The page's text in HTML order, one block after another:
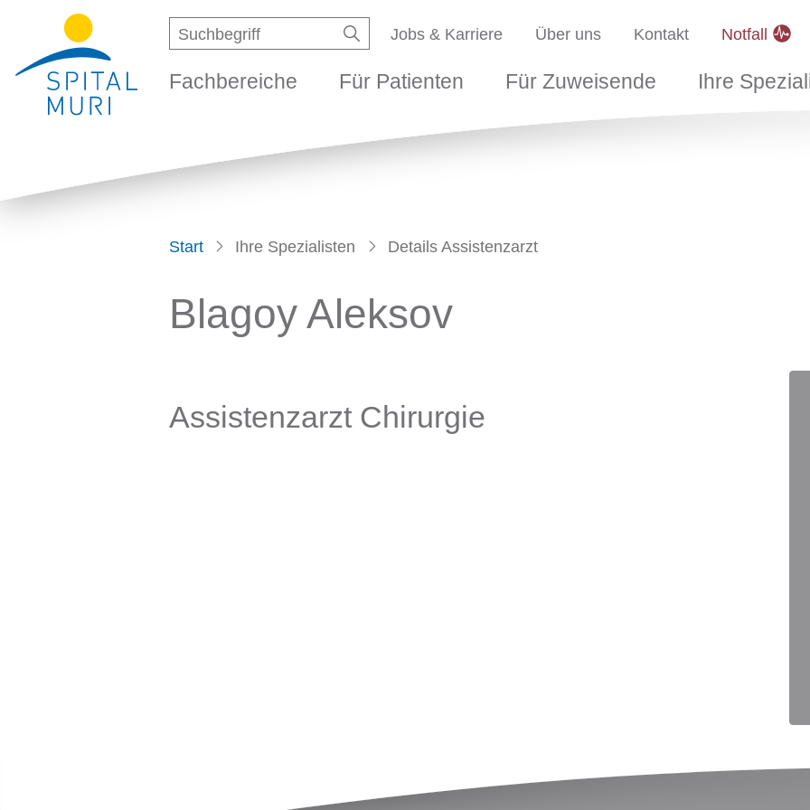
Navigieren in Spital Muri
Schnellnavigation
Suche
Suchbegriff
Suche starten
Metanavigation
Jobs & Karriere Über uns Kontakt Notfall
Hauptnavigation
Fachbereiche
Fachbereiche Für Patienten
Für Patienten Für Zuweisende
Für Zuweisende Ihre
Ihre
Start Ihre Spezialisten Details Assistenzarzt
Blagoy Aleksov
Assistenzarzt Chirurgie